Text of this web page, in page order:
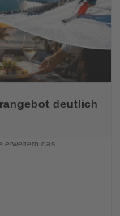
deutlich
erweitern das